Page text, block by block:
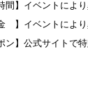
間】イベントによ
】イベントにより
ン】公式サイトで